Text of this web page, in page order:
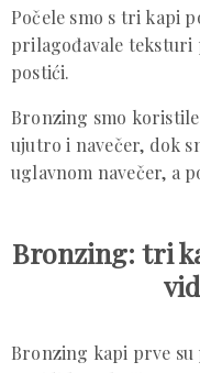
Počele smo s tri kapi
prilagođavale teksturi
postići.
Bronzing smo
ujutro i navečer, dok
uglavnom navečer, a
Bronzing: tri
Bronzing kapi prve su